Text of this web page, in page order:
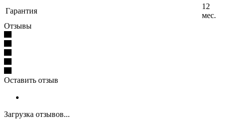
Гарантия
12
мес.
Отзывы
Оставить отзыв
Загрузка отзывов...